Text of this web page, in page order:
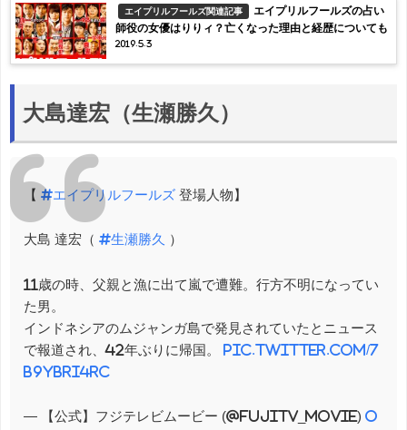
エイプリルフールズ関連記事
エイプリルフールズの占い
師役の女優はりりィ？亡くなった理由と経歴についても
2019.5.3
大島達宏（生瀬勝久）
【 #エイプリルフールズ 登場人物】
大島 達宏（ #生瀬勝久 ）
11歳の時、父親と漁に出て嵐で遭難。行方不明になってい
た男。
インドネシアのムジャンガ島で発見されていたとニュース
で報道され、42年ぶりに帰国。 pic.twitter.com/7
b9YBRi4rc
— 【公式】フジテレビムービー (@fujitv_movie) O